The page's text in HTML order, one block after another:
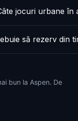
jocuri urbane în
să rezerv din
bun la Aspen. De